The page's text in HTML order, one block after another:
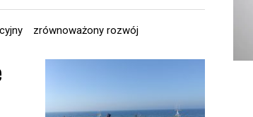
zrównoważony rozwój